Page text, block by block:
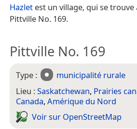
Hazlet est un village, qui se trouve
Pittville No. 169.
Pittville No. 169
Type :
municipalité rurale
Lieu :Saskatchewan, Prairies
Canada, Amérique du Nord
Voir sur Open­Street­Map